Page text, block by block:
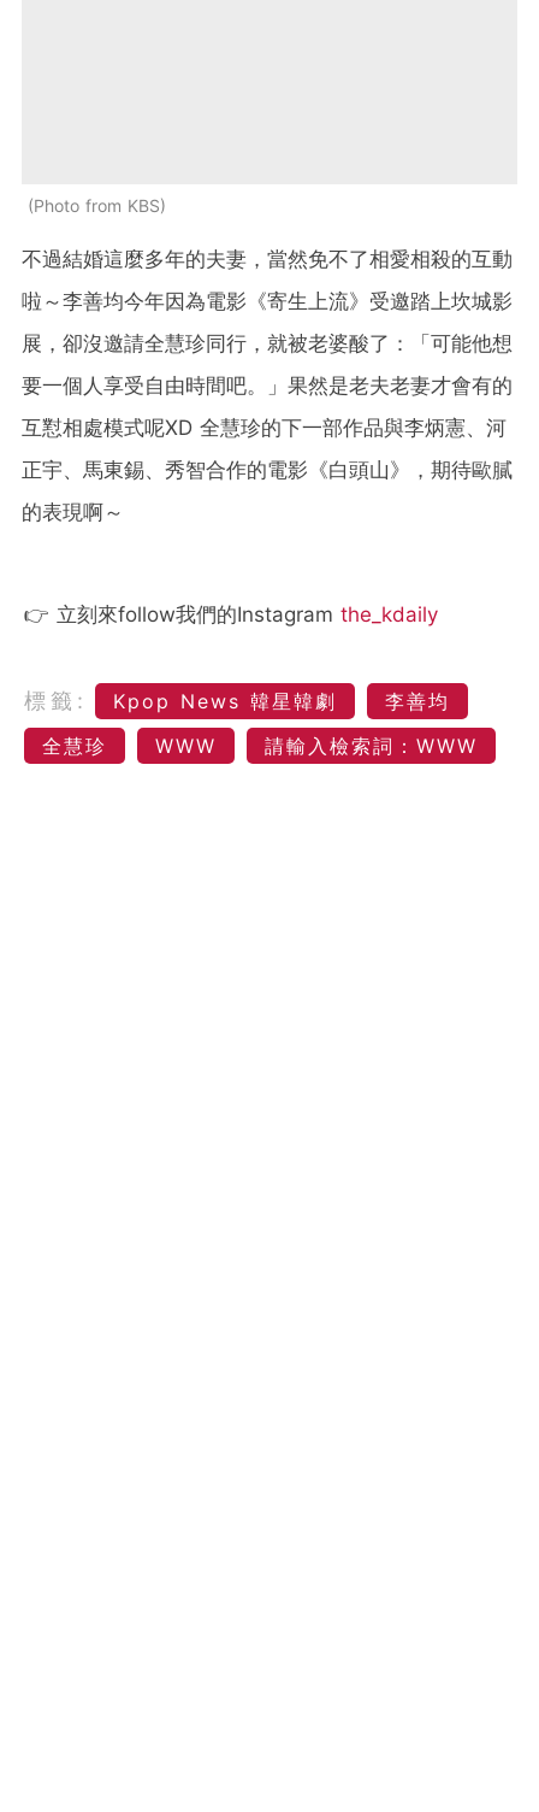
Photo from KBS
不過結婚這麼多年的夫妻，當然免不了相愛相殺的互動
啦～李善均今年因為電影《寄生上流》受邀踏上坎城影
展，卻沒邀請全慧珍同行，就被老婆酸了：「可能他想
要一個人享受自由時間吧。」果然是老夫老妻才會有的
互懟相處模式呢XD 全慧珍的下一部作品與李炳憲、河
正宇、馬東錫、秀智合作的電影《白頭山》，期待歐膩
的表現啊～
👉 立刻來follow我們的Instagram the_kdaily
標籤: Kpop News 韓星韓劇
李善均
全慧珍
WWW 請輸入檢索詞：WWW